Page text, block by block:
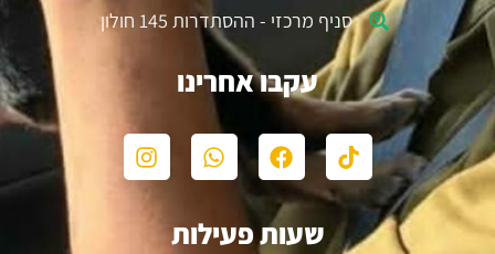
סניף מרכזי - ההסתדרות 145 חולון
עקבו אחרינו
שעות פעילות